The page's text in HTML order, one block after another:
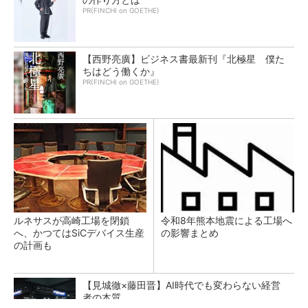
PR(FINCHI on GOETHE)
【西野亮廣】ビジネス書最新刊『北極星 僕た
ちはどう働くか』
PR(FINCHI on GOETHE)
ルネサスが高崎工場を閉鎖
へ、かつてはSiCデバイス生産
の計画も
令和8年熊本地震による工場へ
の影響まとめ
【見城徹×藤田晋】AI時代でも変わらない経営
者の本質